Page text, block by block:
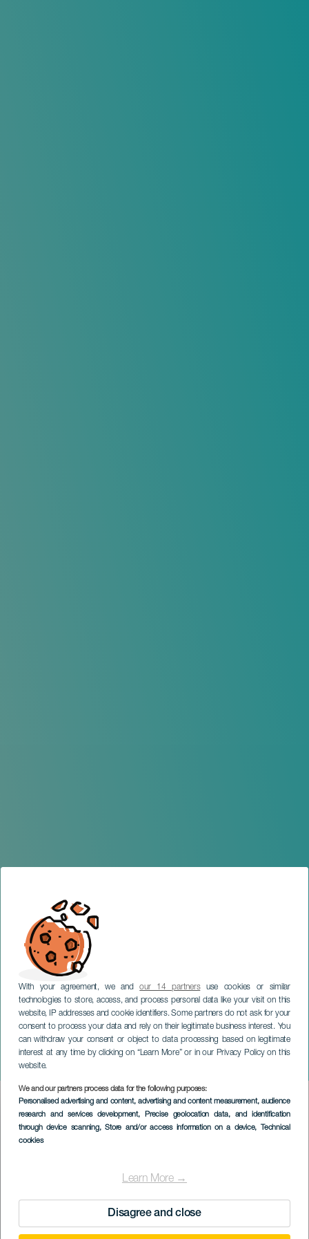
With your agreement, we andour 14 partnersuse cookies or similar
technologies to store, access, and process personal data like your visit on this
website, IP addresses and cookie identifiers. Some partners do not ask for your
consent to process your data and rely on their legitimate business interest. You
can withdraw your consent or object to data processing based on legitimate
interest at any time by clicking on “Learn More” or in our Privacy Policy on this
website.
We and our partners process data for the following purposes:
Personalised advertising and content, advertising and content measurement, audience
research and services development, Precise geolocation data, and identification
through device scanning, Store and/or access information on a device, Technical
cookies
Learn More →
Disagree and close
Hermanos Martínez en
concert
GRAN CANARIA
Imagen
Listado